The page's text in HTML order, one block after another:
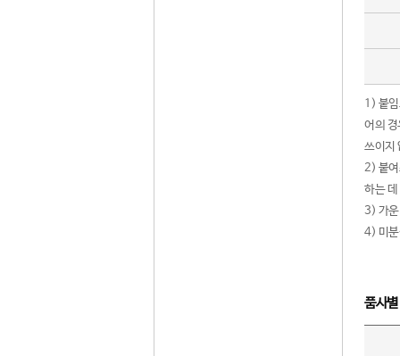
1) 붙
어의
쓰이지
2) 붙여
하는
3) 가운
4) 미분
품사